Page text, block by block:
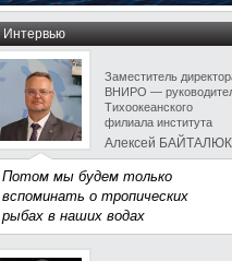
Интервью
Заместитель
ВНИРО —
Тихоокеанского
филиала института
Алексей БАЙТАЛЮК
Потом мы будем только
вспоминать о тропических
рыбах в наших водах